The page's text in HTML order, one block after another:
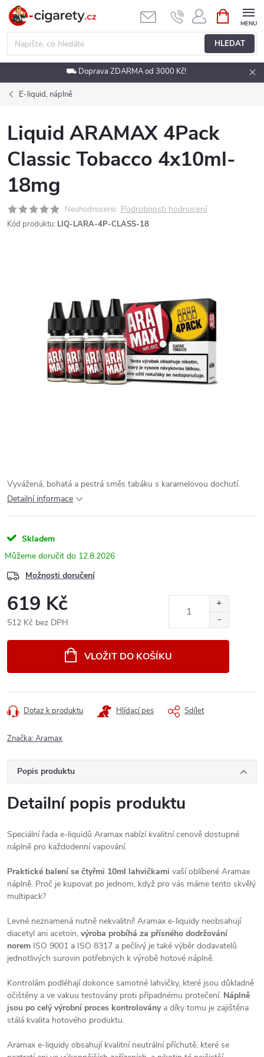
Přejít
obsah
HLEDAT
NÁKUPNÍ
KOŠÍK
⛟ Doprava ZDARMA od 3000 Kč!
E-liquid, náplně
Liquid ARAMAX 4Pack
Classic Tobacco 4x10ml-
18mg
Neohodnoceno Podrobnosti hodnocení
Kód produktu: LIQ-LARA-4P-CLASS-18
Vyvážená, bohatá a pestrá směs tabáku s karamelovou dochutí.
Detailní informace
Skladem
12.8.2026
Možnosti doručení
619 Kč
512 Kč bez DPH
VLOŽIT DO KOŠÍKU
Dotaz k produktu Hlídací pes Sdílet
Značka:Aramax
Popis produktu
Detailní popis produktu
Speciální řada e-liquidů Aramax nabízí kvalitní cenově dostupné
náplně pro každodenní vapování.
Praktické balení se čtyřmi 10ml lahvičkami vaší oblíbené Aramax
náplně. Proč je kupovat po jednom, když pro vás máme tento skvělý
multipack?
Levné neznamená nutně nekvalitní! Aramax e-liquidy neobsahují
diacetyl ani acetoin, výroba probíhá za přísného dodržování
norem ISO 9001 a ISO 8317 a pečlivý je také výběr dodavatelů
jednotlivých surovin potřebných k výrobě hotové náplně.
Kontrolám podléhají dokonce samotné lahvičky, které jsou důkladně
očištěny a ve vakuu testovány proti případnému protečení. Náplně
jsou po celý výrobní proces kontroloványa díky tomu je zajištěna
stálá kvalita hotového produktu.
Aramax e-liquidy obsahují kvalitní neutrální příchutě, které se